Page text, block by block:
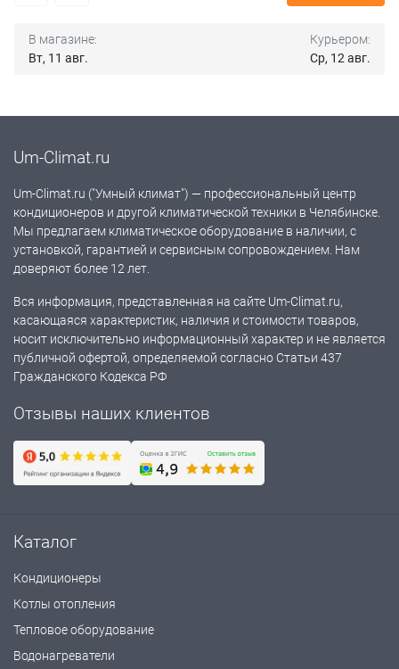
В магазине:
Вт, 11 авг.
Курьером:
Ср, 12 авг.
Um-Climat.ru
Um-Climat.ru ("Умный климат") — профессиональный центр
кондиционеров и другой климатической техники в Челябинске.
Мы предлагаем климатическое оборудование в наличии, с
установкой, гарантией и сервисным сопровождением. Нам
доверяют более 12 лет.
Вся информация, представленная на сайте Um-Climat.ru,
касающаяся характеристик, наличия и стоимости товаров,
носит исключительно информационный характер и не является
публичной офертой, определяемой согласно Статьи 437
Гражданского Кодекса РФ
Отзывы наших клиентов
Каталог
Кондиционеры
Котлы отопления
Тепловое оборудование
Водонагреватели